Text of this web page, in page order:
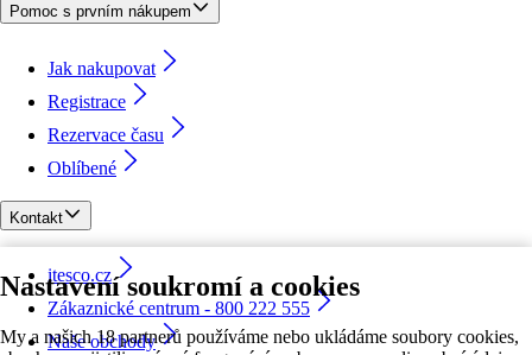
Nastavení soukromí a cookies
My a našich 18 partnerů používáme nebo ukládáme soubory cookies,
Pomoc s prvním nákupem
Jak nakupovat
Registrace
Rezervace času
Oblíbené
Kontakt
itesco.cz
Zákaznické centrum - 800 222 555
Naše obchody